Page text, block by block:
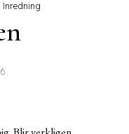
Inredning